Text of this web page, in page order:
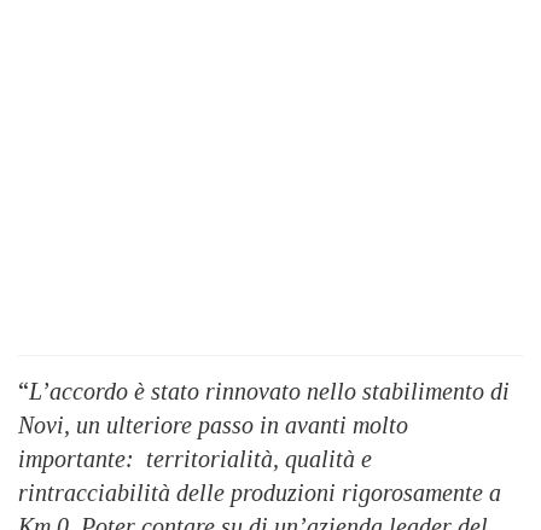
“L’accordo è stato rinnovato nello stabilimento di
Novi, un ulteriore passo in avanti molto
importante: territorialità, qualità e
rintracciabilità delle produzioni rigorosamente a